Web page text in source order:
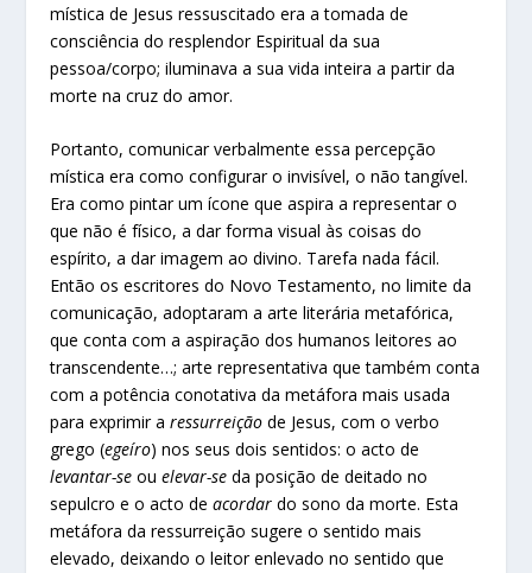
mística de Jesus ressuscitado era a tomada de
consciência do resplendor Espiritual da sua
pessoa/corpo; iluminava a sua vida inteira a partir da
morte na cruz do amor.
Portanto, comunicar verbalmente essa percepção
mística era como configurar o invisível, o não tangível.
Era como pintar um ícone que aspira a representar o
que não é físico, a dar forma visual às coisas do
espírito, a dar imagem ao divino. Tarefa nada fácil.
Então os escritores do Novo Testamento, no limite da
comunicação, adoptaram a arte literária metafórica,
que conta com a aspiração dos humanos leitores ao
transcendente…; arte representativa que também conta
com a potência conotativa da metáfora mais usada
para exprimir aressurreição de Jesus, com o verbo
grego (egeíro) nos seus dois sentidos: o acto de
levantar-se ouelevar-se da posição de deitado no
sepulcro e o acto deacordar do sono da morte. Esta
metáfora da ressurreição sugere o sentido mais
elevado, deixando o leitor enlevado no sentido que